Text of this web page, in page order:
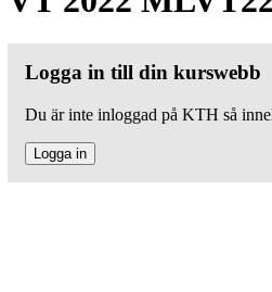
Logga in till din kurswebb
Du är inte inloggad på KTH så
Logga in